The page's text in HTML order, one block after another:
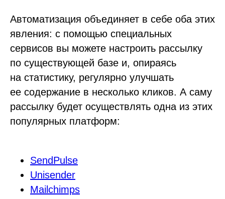
Автоматизация объединяет в себе оба этих
явления: с помощью специальных
сервисов вы можете настроить рассылку
по существующей базе и, опираясь
на статистику, регулярно улучшать
ее содержание в несколько кликов. А саму
рассылку будет осуществлять одна из этих
популярных платформ:
SendPulse
Unisender
Mailchimps